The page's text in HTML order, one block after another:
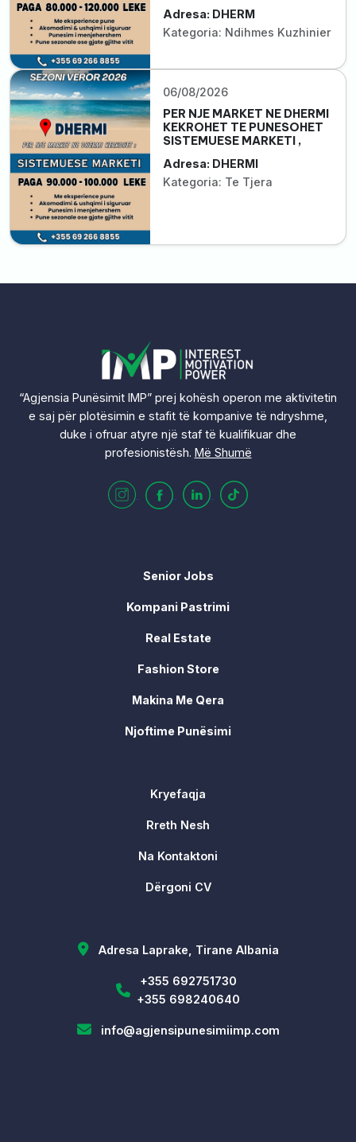
Adresa: DHERM
Kategoria: Ndihmes Kuzhinier
06/08/2026
PER NJE MARKET NE DHERMI
KEKROHET TE PUNESOHET
SISTEMUESE MARKETI ,
Adresa: DHERMI
Kategoria: Te Tjera
“Agjensia Punësimit IMP” prej kohësh operon me aktivitetin
e saj për plotësimin e stafit të kompanive të ndryshme,
duke i ofruar atyre një staf të kualifikuar dhe
profesionistësh. Më Shumë
Senior Jobs
Kompani Pastrimi
Real Estate
Fashion Store
Makina Me Qera
Njoftime Punësimi
Kryefaqja
Rreth Nesh
Na Kontaktoni
Dërgoni CV
Adresa Laprake, Tirane Albania
+355 692751730
+355 698240640
info@agjensipunesimiimp.com